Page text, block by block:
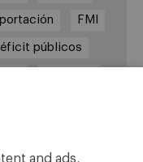
and ads,
FMI
públicos
Europea